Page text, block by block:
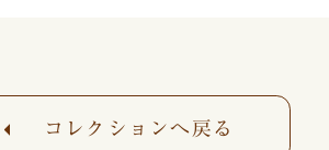
コレクションへ戻る